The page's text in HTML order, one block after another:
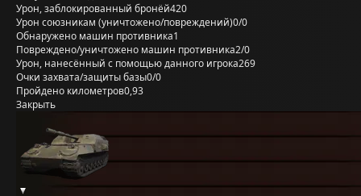
Урон, заблокированный бронёй420
Урон союзникам (уничтожено/повреждений)0/0
Обнаружено машин противника1
Повреждено/уничтожено машин противника2/0
Урон, нанесённый с помощью данного игрока269
Очки захвата/защиты базы0/0
Пройдено километров0,93
Закрыть